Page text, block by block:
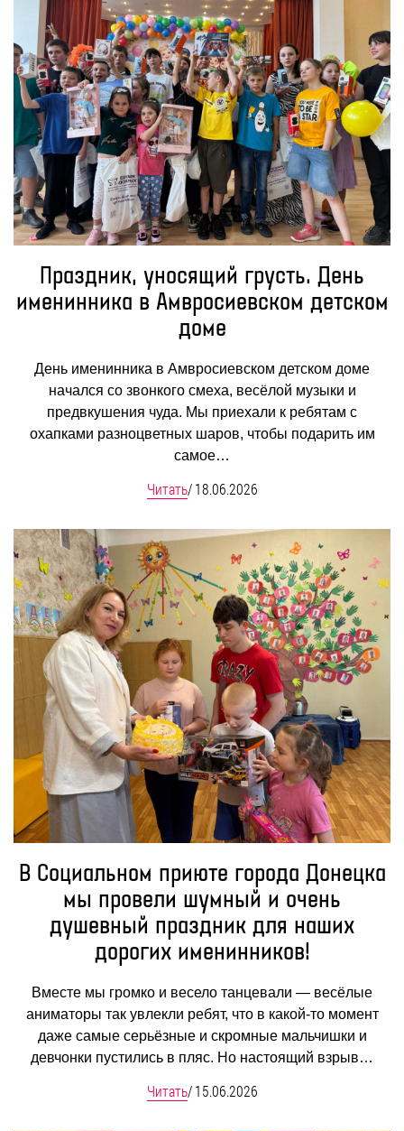
Праздник, уносящий грусть. День
именинника в Амвросиевском детском
доме
День именинника в Амвросиевском детском доме
начался со звонкого смеха, весёлой музыки и
предвкушения чуда. Мы приехали к ребятам с
охапками разноцветных шаров, чтобы подарить им
самое…
Читать/ 18.06.2026
В Социальном приюте города Донецка
мы провели шумный и очень
душевный праздник для наших
дорогих именинников!
Вместе мы громко и весело танцевали — весёлые
аниматоры так увлекли ребят, что в какой-то момент
даже самые серьёзные и скромные мальчишки и
девчонки пустились в пляс. Но настоящий взрыв…
Читать/ 15.06.2026